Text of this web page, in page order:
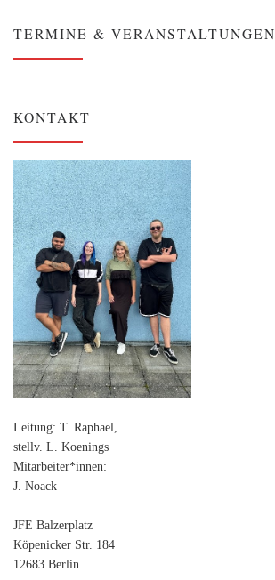
TERMINE & VERANSTALTUNGEN
KONTAKT
Leitung: T. Raphael,
stellv. L. Koenings
Mitarbeiter*innen:
J. Noack
JFE Balzerplatz
Köpenicker Str. 184
12683 Berlin